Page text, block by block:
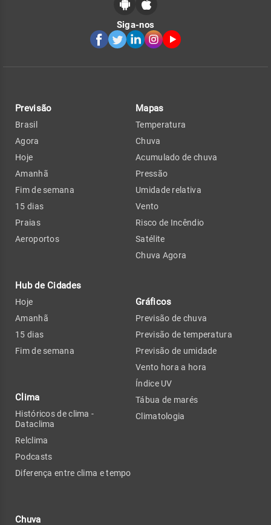
Siga-nos
Previsão
Brasil
Agora
Hoje
Amanhã
Fim de semana
15 dias
Praias
Aeroportos
Hub de Cidades
Hoje
Amanhã
15 dias
Fim de semana
Clima
Históricos de clima -
Dataclima
Relclima
Podcasts
Diferença entre clima e tempo
Chuva
Mapas
Temperatura
Chuva
Acumulado de chuva
Pressão
Umidade relativa
Vento
Risco de Incêndio
Satélite
Chuva Agora
Gráficos
Previsão de chuva
Previsão de temperatura
Previsão de umidade
Vento hora a hora
Índice UV
Tábua de marés
Climatologia